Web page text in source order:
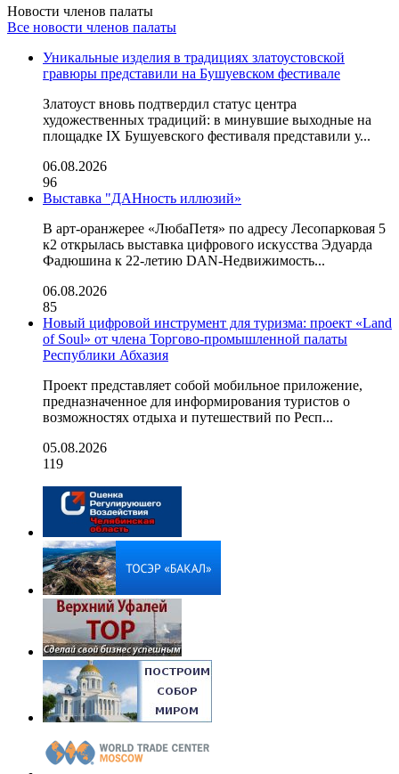
Новости членов палаты
Все новости членов палаты
Уникальные изделия в традициях златоустовской
гравюры представили на Бушуевском фестивале
Златоуст вновь подтвердил статус центра
художественных традиций: в минувшие выходные на
площадке IX Бушуевского фестиваля представили у...
06.08.2026
96
Выставка "ДАНность иллюзий»
В арт-оранжерее «ЛюбаПетя» по адресу Лесопарковая 5
к2 открылась выставка цифрового искусства Эдуарда
Фадюшина к 22-летию DAN-Недвижимость...
06.08.2026
85
Новый цифровой инструмент для туризма: проект «Land
of Soul» от члена Торгово-промышленной палаты
Республики Абхазия
Проект представляет собой мобильное приложение,
предназначенное для информирования туристов о
возможностях отдыха и путешествий по Респ...
05.08.2026
119